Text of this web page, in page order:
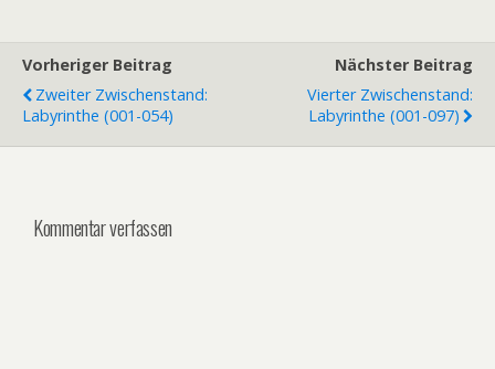
Vorheriger Beitrag
Zweiter Zwischenstand:
Labyrinthe (001-054)
Nächster Beitrag
Vierter Zwischenstand:
Labyrinthe (001-097)
Kommentar verfassen